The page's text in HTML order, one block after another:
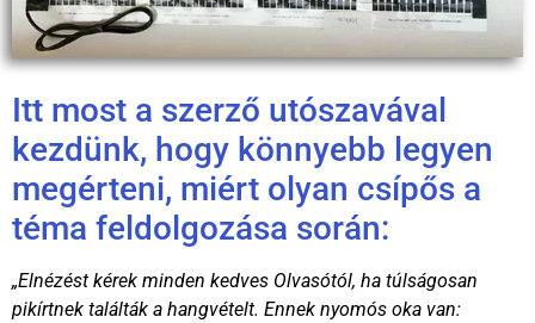
Itt most a szerző utószavával
kezdünk, hogy könnyebb legyen
megérteni, miért olyan csípős a
téma feldolgozása során:
„Elnézést kérek minden kedves Olvasótól, ha túlságosan
pikírtnek találták a hangvételt. Ennek nyomós oka van: